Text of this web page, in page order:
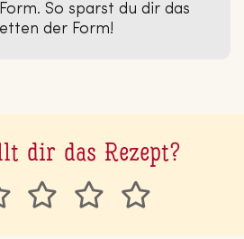
So sparst du dir das
der Form!
dir das Rezept?